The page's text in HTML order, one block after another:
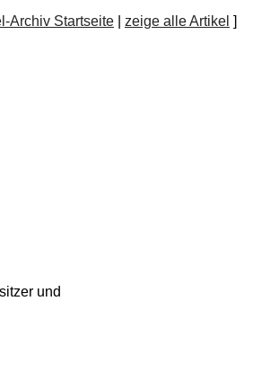
Archiv Startseite zeige alle Artikel ]
und